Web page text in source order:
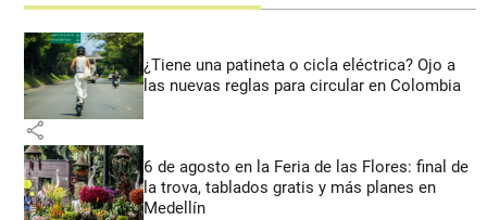
¿Tiene una patineta o cicla eléctrica? Ojo a
las nuevas reglas para circular en Colombia
share
6 de agosto en la Feria de las Flores: final de
la trova, tablados gratis y más planes en
Medellín